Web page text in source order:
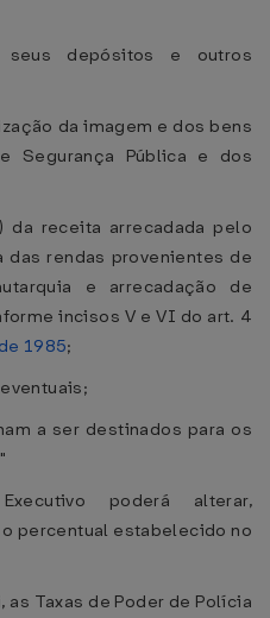
depósitos e outros
da imagem e dos bens
Segurança Pública e dos
receita arrecadada pelo
das rendas provenientes de
e arrecadação de
incisos V e VI do art. 4
1985;
a ser destinados para os
poderá alterar,
percentual estabelecido no
as Taxas de Poder de Polícia